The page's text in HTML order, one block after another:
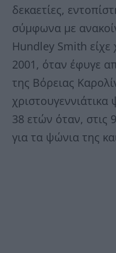
δεκαετίες,
σύμφωνα με
Hundley Smith είχε
2001, όταν έφυγε
της Βόρειας
38 ετών όταν, στις
για τα ψώνια της